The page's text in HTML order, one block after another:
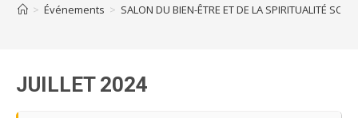
> Événements > SALON DU BIEN-ÊTRE ET DE LA SPIRITUALITÉ SOLI
JUILLET 2024